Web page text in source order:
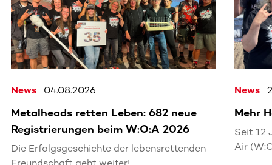
News 04.08.2026
Metalheads retten Leben: 682 neue
Registrierungen beim W:O:A 2026
Die Erfolgsgeschichte der lebensrettenden
News
Mehr
Seit 12
Air